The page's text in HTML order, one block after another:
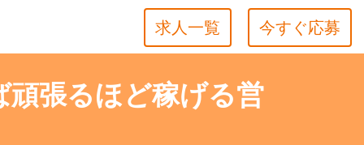
今すぐ応募
求人一覧
頑張るほど稼げる営